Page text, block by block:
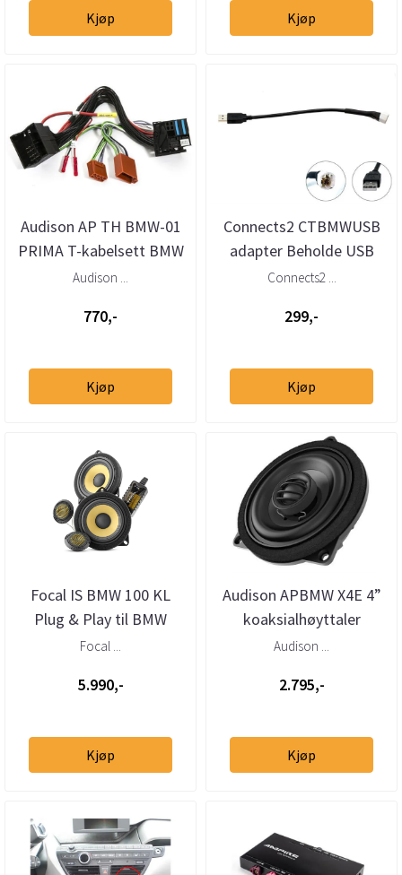
Kjøp Kjøp
Audison AP TH BMW-01
PRIMA T-kabelsett BMW
Mini (2001–>)
Audison ...
770,-
Kjøp
Connects2 CTBMWUSB
adapter Beholde USB
BMW, Mini (2009–>)
Connects2 ...
299,-
Kjøp
Focal IS BMW 100 KL
Plug & Play til BMW
Focal ...
5.990,-
Kjøp
Audison APBMW X4E 4”
koaksialhøyttaler
BMW/Mini
Audison ...
2.795,-
Kjøp